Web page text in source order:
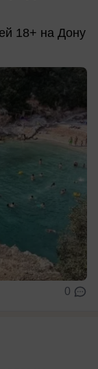
18+ на Дону
0